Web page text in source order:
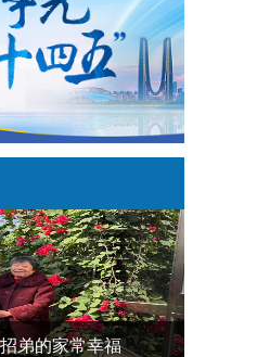
弟的家常幸福